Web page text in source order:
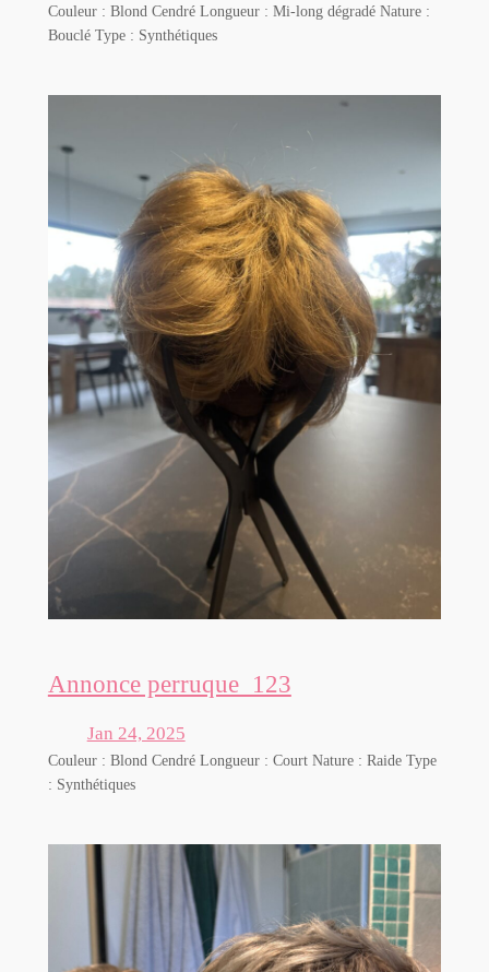
Couleur : Blond Cendré Longueur : Mi-long dégradé Nature :
Bouclé Type : Synthétiques
Annonce perruque_123
Jan 24, 2025
Couleur : Blond Cendré Longueur : Court Nature : Raide Type
: Synthétiques